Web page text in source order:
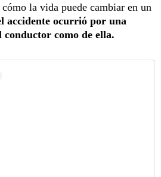
la vida puede cambiar en un
accidente ocurrió por una
como de ella.